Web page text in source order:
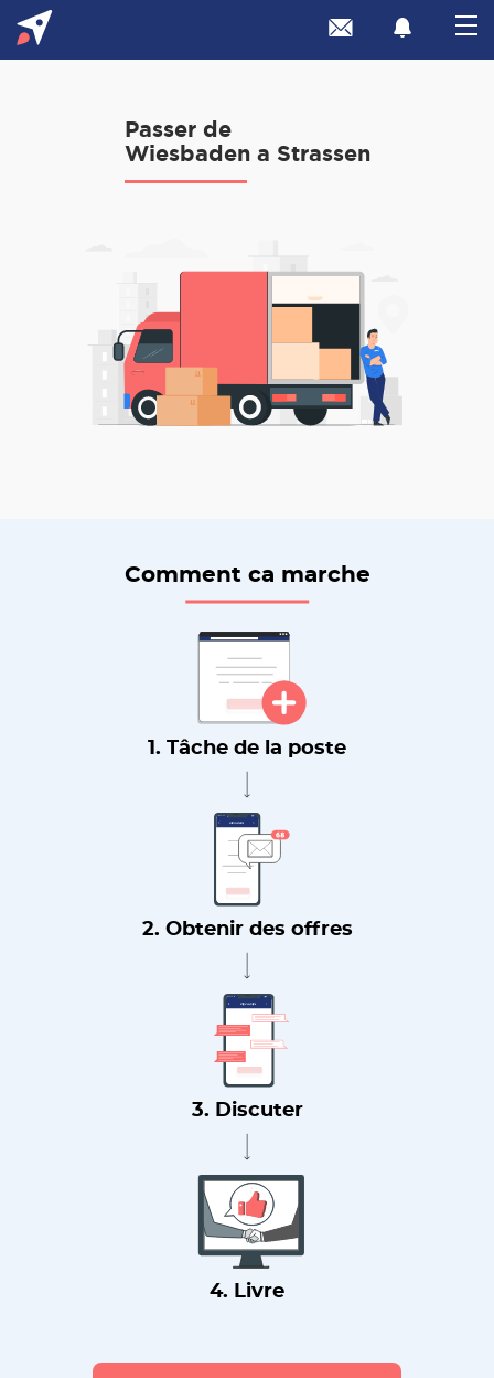
Passer de
Wiesbaden a Strassen
Comment ca marche
1. Tâche de la poste
2. Obtenir des offres
3. Discuter
4. Livre